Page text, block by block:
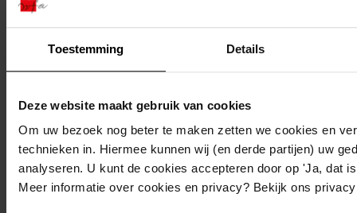
Toestemming Details
Deze website maakt gebruik van cookies
Om uw bezoek nog beter te maken zetten we cookies en
technieken in. Hiermee kunnen wij (en derde partijen) uw
analyseren. U kunt de cookies accepteren door op 'Ja, dat
Meer informatie over cookies en privacy? Bekijk ons